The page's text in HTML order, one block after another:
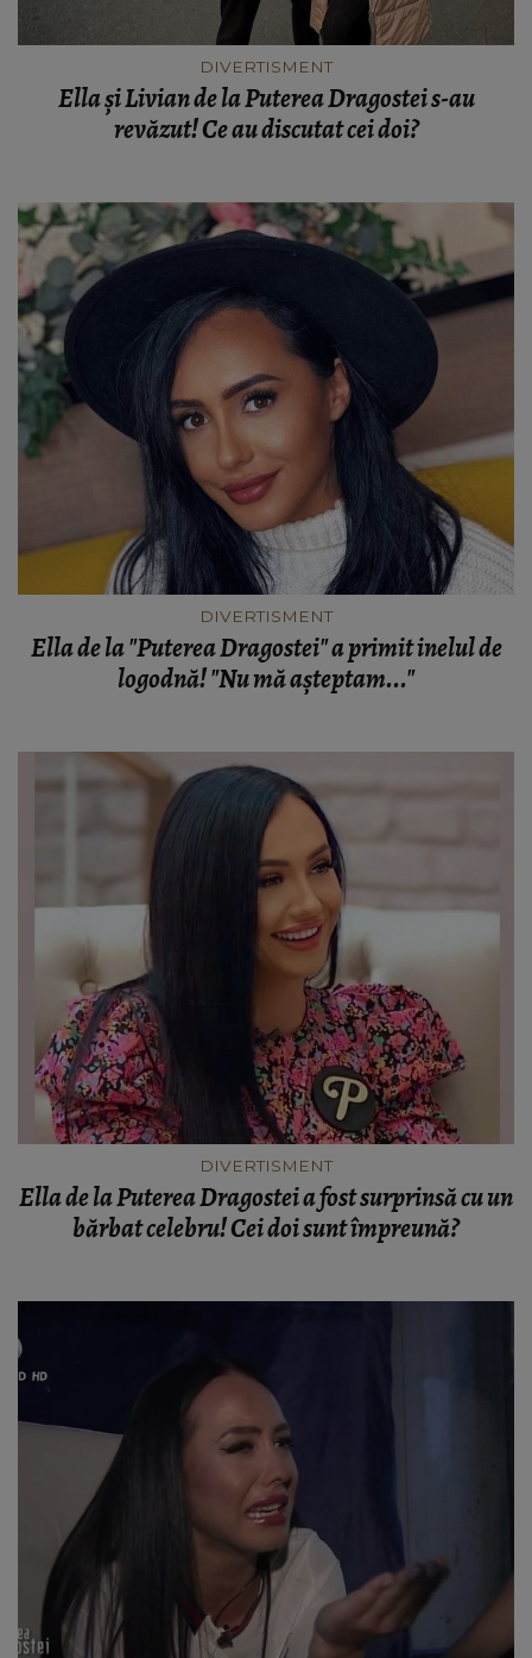
DIVERTISMENT
Ella și Livian de la Puterea Dragostei s-au
revăzut! Ce au discutat cei doi?
DIVERTISMENT
Ella de la "Puterea Dragostei" a primit inelul de
logodnă! "Nu mă aşteptam..."
DIVERTISMENT
Ella de la Puterea Dragostei a fost surprinsă cu un
bărbat celebru! Cei doi sunt împreună?